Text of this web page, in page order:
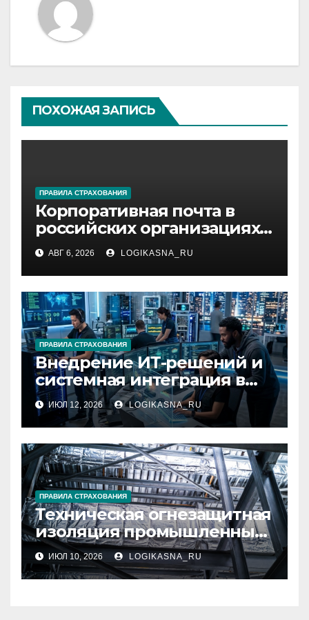
ПОХОЖАЯ ЗАПИСЬ
ПРАВИЛА СТРАХОВАНИЯ
Корпоративная почта в
российских организациях:
инфраструктура,
протоколы и безопасность
АВГ 6, 2026 LOGIKASNA_RU
ПРАВИЛА СТРАХОВАНИЯ
Внедрение ИТ-решений и
системная интеграция в
бизнесе
ИЮЛ 12, 2026 LOGIKASNA_RU
ПРАВИЛА СТРАХОВАНИЯ
Техническая огнезащитная
изоляция промышленных
конструкций
ИЮЛ 10, 2026 LOGIKASNA_RU